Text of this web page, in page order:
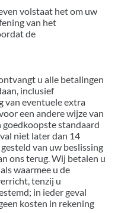
volstaat het om uw
van het
de
u alle betalingen
inclusief
van eventuele extra
een andere wijze van
goedkoopste standaard
niet later dan 14
van uw beslissing
ons terug. Wij betalen u
waarmee u de
tenzij u
in ieder geval
kosten in rekening